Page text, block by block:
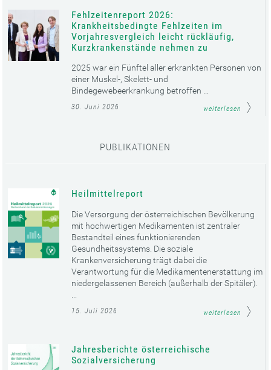
Fehlzeitenreport 2026:
Krankheitsbedingte Fehlzeiten im
Vorjahresvergleich leicht rückläufig,
Kurzkrankenstände nehmen zu
2025 war ein Fünftel aller erkrankten Personen von
einer Muskel-, Skelett- und
Bindegewebeerkrankung betroffen ...
30. Juni 2026 weiterlesen
PUBLIKATIONEN
Heilmittelreport
Die Versorgung der österreichischen Bevölkerung
mit hochwertigen Medikamenten ist zentraler
Bestandteil eines funktionierenden
Gesundheitssystems. Die soziale
Krankenversicherung trägt dabei die
Verantwortung für die Medikamentenerstattung im
niedergelassenen Bereich (außerhalb der Spitäler).
15. Juli 2026 weiterlesen
Jahresberichte österreichische
Sozialversicherung